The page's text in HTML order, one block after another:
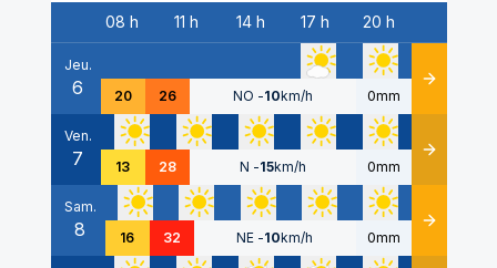
Date
08 h 11 h 14 h 17 h 20 h
Jeu.
6 20 26 NO -10km/h 0mm Détails
Ven.
7 13 28 N -15km/h 0mm Détails
Sam.
8 16 32 NE -10km/h 0mm Détails